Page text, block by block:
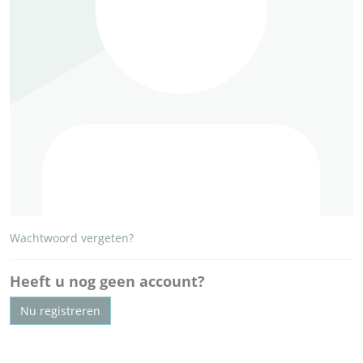
Wachtwoord vergeten?
Heeft u nog geen account?
Nu registreren